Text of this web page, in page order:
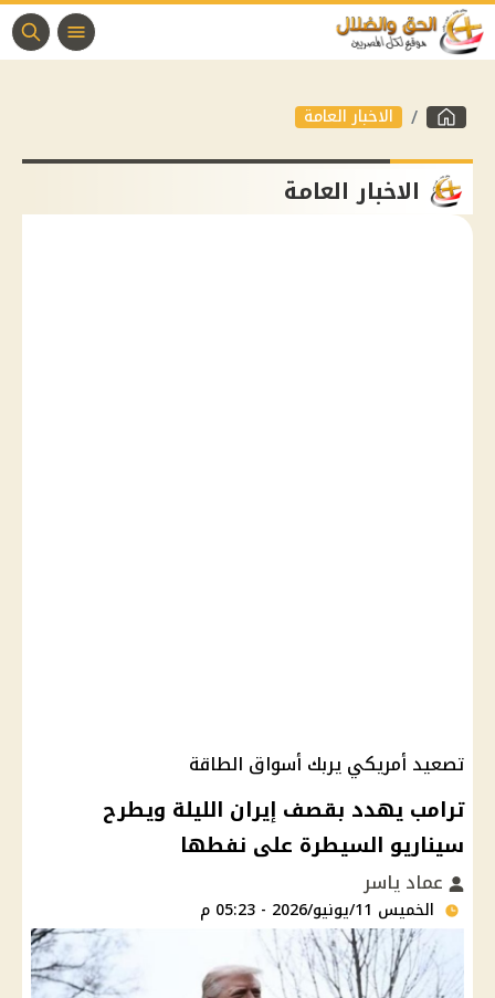
الاخبار العامة
الاخبار العامة
تصعيد أمريكي يربك أسواق الطاقة
ترامب يهدد بقصف إيران الليلة ويطرح
سيناريو السيطرة على نفطها
عماد ياسر
الخميس 11/يونيو/2026 - 05:23 م